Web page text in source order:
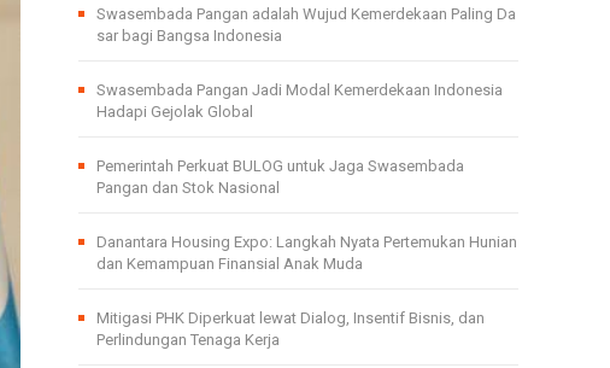
Swasembada Pangan adalah Wujud Kemerdekaan Paling Da
sar bagi Bangsa Indonesia
Swasembada Pangan Jadi Modal Kemerdekaan Indonesia
Hadapi Gejolak Global
Pemerintah Perkuat BULOG untuk Jaga Swasembada
Pangan dan Stok Nasional
Danantara Housing Expo: Langkah Nyata Pertemukan Hunian
dan Kemampuan Finansial Anak Muda
Mitigasi PHK Diperkuat lewat Dialog, Insentif Bisnis, dan
Perlindungan Tenaga Kerja